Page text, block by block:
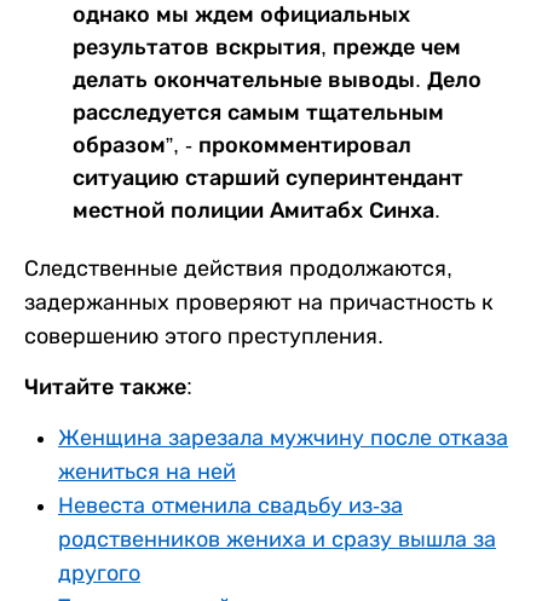
однако мы ждем официальных
результатов вскрытия, прежде чем
делать окончательные выводы. Дело
расследуется самым тщательным
образом”, - прокомментировал
ситуацию старший суперинтендант
местной полиции Амитабх Синха.
Следственные действия продолжаются,
задержанных проверяют на причастность к
совершению этого преступления.
Читайте также:
Женщина зарезала мужчину после отказа
жениться на ней
Невеста отменила свадьбу из-за
родственников жениха и сразу вышла за
другого